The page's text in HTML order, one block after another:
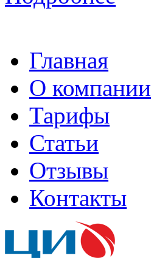
Главная
О компании
Тарифы
Статьи
Отзывы
Контакты